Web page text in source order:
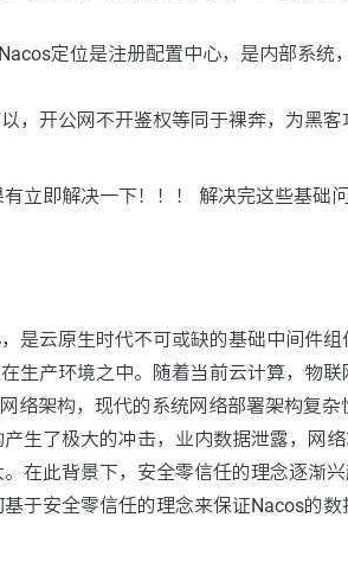
定位是注册配置中心，是内部系统
，开公网不开鉴权等同于裸奔，为黑客
立即解决一下！！！ 解决完这些基础
是云原生时代不可或缺的基础中间件
生产环境之中。随着当前云计算，物联
络架构，现代的系统网络部署架构复杂
生了极大的冲击，业内数据泄露，网络
在此背景下，安全零信任的理念逐渐
于安全零信任的理念来保证Nacos的数